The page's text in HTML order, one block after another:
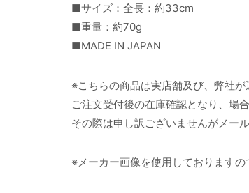
■サイズ：全長：約33cm
■重量：約70g
■MADE IN JAPAN
※こちらの商品は実店舗及び、弊社
ご注文受付後の在庫確認となり、場
その際は申し訳ございませんがメー
※メーカー画像を使用しております